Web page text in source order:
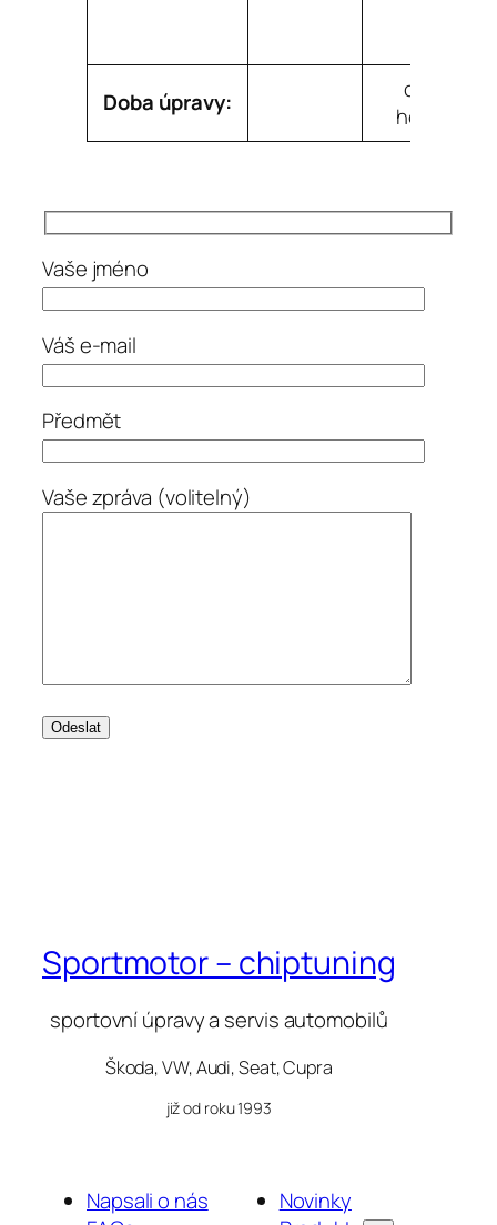
Doba úpravy:
cca 2
hodiny
Vaše jméno
Váš e-mail
Předmět
Vaše zpráva (volitelný)
Sportmotor – chiptuning
sportovní úpravy a servis automobilů
Škoda, VW, Audi, Seat, Cupra
již od roku 1993
Napsali o nás
Novinky